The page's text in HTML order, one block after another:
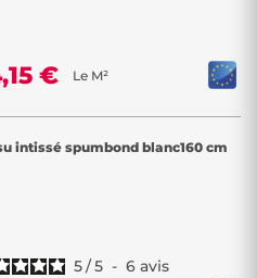
€ Le M²
intissé spumbond blanc160 cm
5/5 - 6 avis